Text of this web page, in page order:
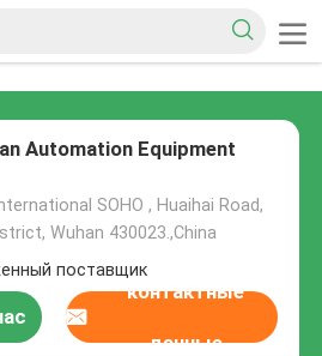
Automation Equipment
SOHO , Huaihai Road,
Wuhan 430023.,China
поставщик
контактные
данные